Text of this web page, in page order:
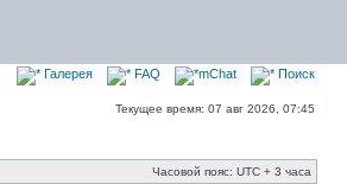
Галерея FAQ mChat Поиск
Текущее время: 07 авг 2026, 07:45
Часовой пояс: UTC + 3 часа